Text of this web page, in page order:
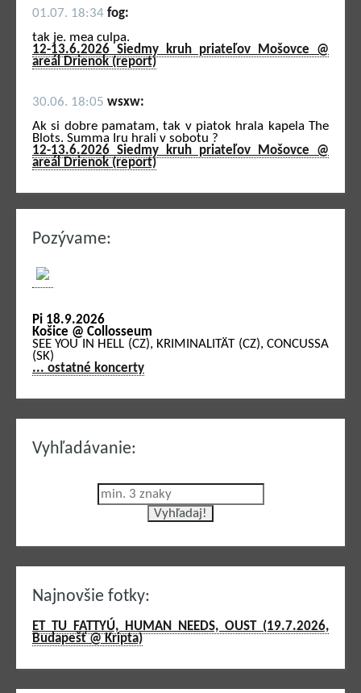
01.07. 18:34 fog:
tak je. mea culpa.
12-13.6.2026 Siedmy kruh priateľov Mošovce @
areál Drienok (report)
30.06. 18:05 wsxw:
Ak si dobre pamatam, tak v piatok hrala kapela The
Blots. Summa Iru hrali v sobotu ?
12-13.6.2026 Siedmy kruh priateľov Mošovce @
areál Drienok (report)
Pozývame:
Pi 18.9.2026
Košice @ Collosseum
SEE YOU IN HELL (CZ), KRIMINALITÄT (CZ), CONCUSSA
(SK)
... ostatné koncerty
Vyhľadávanie:
Najnovšie fotky:
ET TU FATTYÚ, HUMAN NEEDS, OUST (19.7.2026,
Budapešť @ Kripta)